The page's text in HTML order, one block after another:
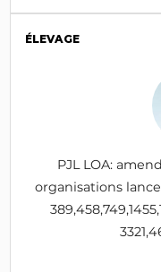
ÉLEVAGE
PJL LOA:
organisations